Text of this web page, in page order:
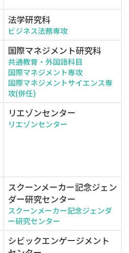
法学研究科
ビジネス法務専攻
国際マネジメント研究科
共通教育・外国語科目
国際マネジメント専攻
国際マネジメントサイエンス専
攻(併任)
リエゾンセンター
リエゾンセンター
スクーンメーカー記念ジェン
ダー研究センター
スクーンメーカー記念ジェンダ
ー研究センター
シビックエンゲージメント